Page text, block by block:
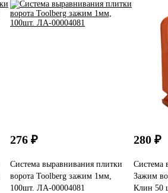
276 ₽
Система выравнивания плитки
ворота Toolberg зажим 1мм,
100шт. ЛА-00004081
280 ₽
Система
Зажим
Клин 50